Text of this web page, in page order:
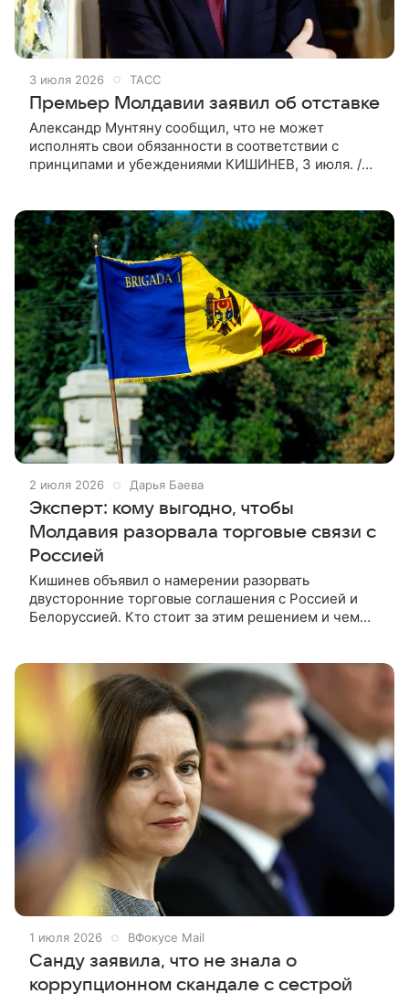
3 июля 2026 ТАСС
Премьер Молдавии заявил об отставке
Александр Мунтяну сообщил, что не может
исполнять свои обязанности в соответствии с
принципами и убеждениями КИШИНЕВ, 3 июля. /
2 июля 2026 Дарья Баева
Эксперт: кому выгодно, чтобы
Молдавия разорвала торговые связи с
Россией
Кишинев объявил о намерении разорвать
двусторонние торговые соглашения с Россией и
Белоруссией. Кто стоит за этим решением и чем
1 июля 2026 ВФокусе Mail
Санду заявила, что не знала о
коррупционном скандале с сестрой